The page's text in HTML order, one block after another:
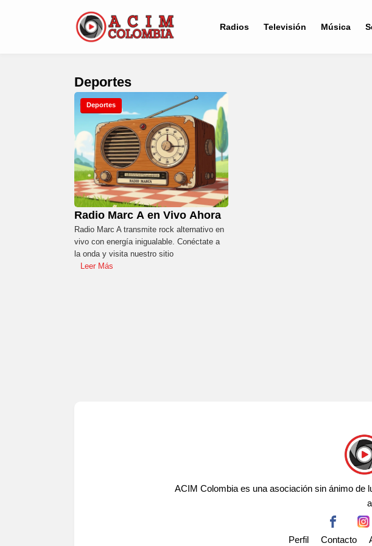
Radios Televisión Música
Deportes
Deportes
Radio Marc A en Vivo Ahora
Radio Marc A transmite rock alternativo en
vivo con energía inigualable. Conéctate a
la onda y visita nuestro sitio
Leer Más
ACIM Colombia es una asociación sin ánimo de
Perfil Contacto